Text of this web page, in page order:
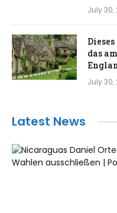
July 30,
das
July 30,
Latest News